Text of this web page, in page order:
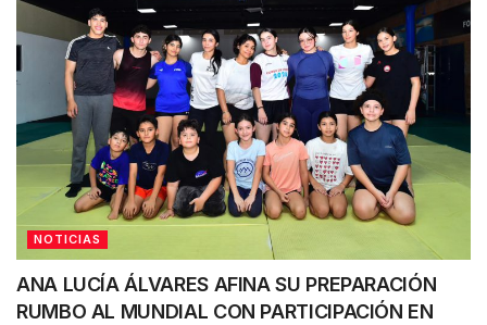
NOTICIAS
ANA LUCÍA ÁLVARES AFINA SU PREPARACIÓN
RUMBO AL MUNDIAL CON PARTICIPACIÓN EN